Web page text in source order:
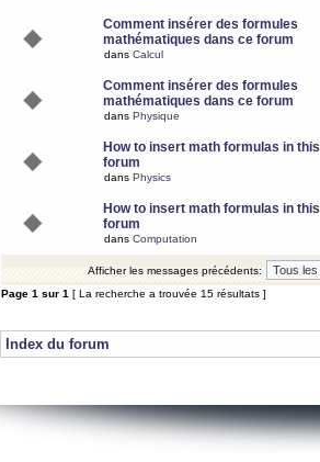
Comment insérer des formules
mathématiques dans ce forum
dans Calcul
Comment insérer des formules
mathématiques dans ce forum
dans Physique
How to insert math formulas in this
forum
dans Physics
How to insert math formulas in this
forum
dans Computation
Afficher les messages précédents:
Page 1 sur 1 [ La recherche a trouvée 15 résultats ]
Index du forum